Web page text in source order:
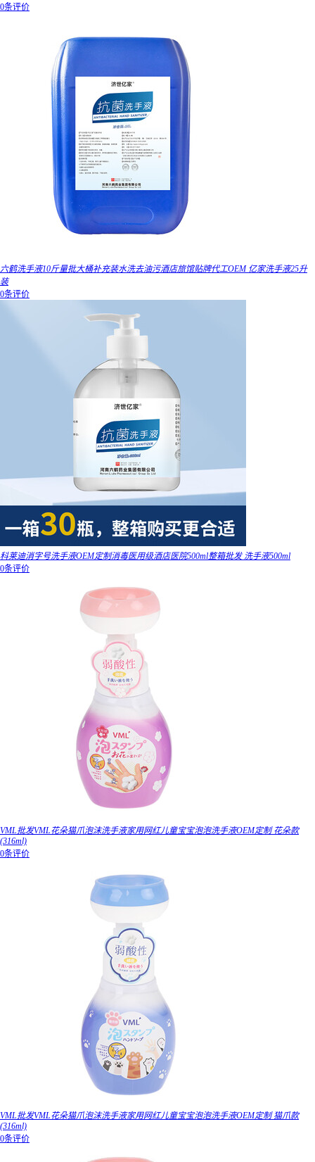
0条评价
六鹤洗手液10斤量批大桶补充装水洗去油污酒店旅馆贴牌代工OEM 亿家洗手液25升
装
0条评价
科莱迪消字号洗手液OEM定制消毒医用级酒店医院500ml整箱批发 洗手液500ml
0条评价
VML批发VML花朵猫爪泡沫洗手液家用网红儿童宝宝泡泡洗手液OEM定制 花朵款
(316ml)
0条评价
VML批发VML花朵猫爪泡沫洗手液家用网红儿童宝宝泡泡洗手液OEM定制 猫爪款
(316ml)
0条评价